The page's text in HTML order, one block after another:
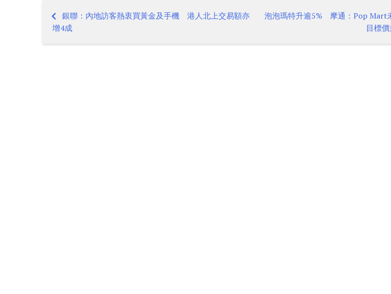
Post
navigation
銀聯：內地訪客熱衷買黃金及手機 港人北上交易額亦
增4成
泡泡瑪特升逾5% 摩通：Pop
目標